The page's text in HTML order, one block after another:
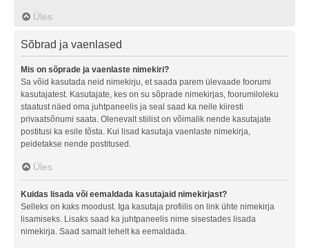
Üles
Sõbrad ja vaenlased
Mis on sõprade ja vaenlaste nimekiri?
Sa võid kasutada neid nimekirju, et saada parem ülevaade foorumi
kasutajatest. Kasutajate, kes on su sõprade nimekirjas, foorumiloleku
staatust näed oma juhtpaneelis ja seal saad ka neile kiiresti
privaatsõnumi saata. Olenevalt stiilist on võimalik nende kasutajate
postitusi ka esile tõsta. Kui lisad kasutaja vaenlaste nimekirja,
peidetakse nende postitused.
Üles
Kuidas lisada või eemaldada kasutajaid nimekirjast?
Selleks on kaks moodust. Iga kasutaja profiilis on link ühte nimekirja
lisamiseks. Lisaks saad ka juhtpaneelis nime sisestades lisada
nimekirja. Saad samalt lehelt ka eemaldada.